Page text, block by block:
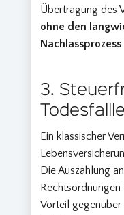
Übertragung des
ohne den
Nachlassprozess
3.
Ein klassischer
Die Auszahlung
Rechtsordnungen
Vorteil